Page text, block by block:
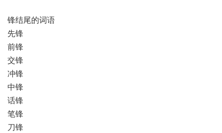
锋结尾的词语
先锋
前锋
交锋
冲锋
中锋
话锋
笔锋
刀锋